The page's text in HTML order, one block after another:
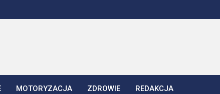
MOTORYZACJA ZDROWIE REDAKCJA